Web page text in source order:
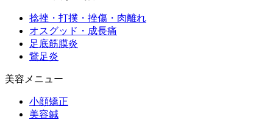
捻挫・打撲・挫傷・肉離れ
オスグッド・成長痛
足底筋膜炎
鵞足炎
美容メニュー
小顔矯正
美容鍼